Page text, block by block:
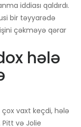
iddiası qaldırdı.
bir təyyarədə
çəkməyə qərar
hələ
vaxt keçdi, hələ
Pitt və Jolie